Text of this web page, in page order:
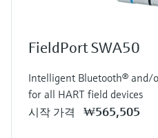
FieldPort SWA50
Intelligent Bluetooth® and/
for all HART field devices
시작 가격
₩565,505